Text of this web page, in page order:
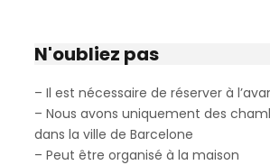
N'oubliez pas
– Il est nécessaire de réserver à
– Nous avons uniquement des
dans la ville de Barcelone
– Peut être organisé à la maison